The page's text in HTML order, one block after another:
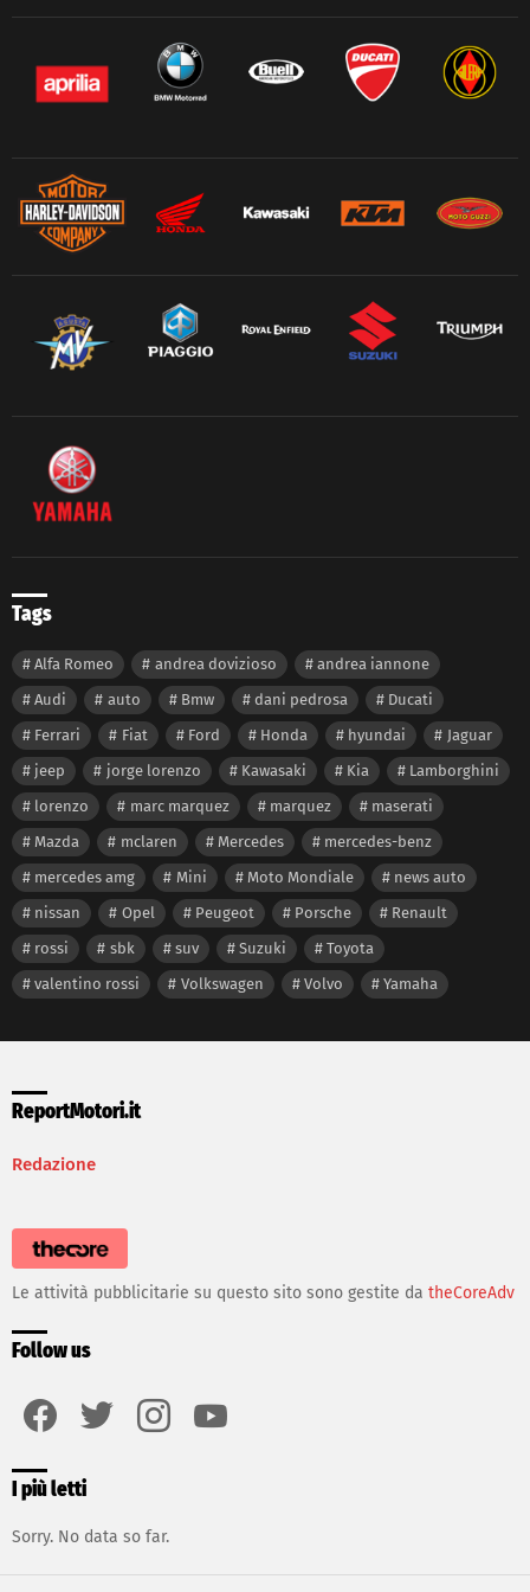
Tags
Alfa Romeo andrea dovizioso
andrea iannone
Audi
auto Bmw dani pedrosa
Ducati
Ferrari
Fiat Ford Honda hyundai
Jaguar
jeep
jorge lorenzo Kawasaki Kia
Lamborghini
lorenzo
marc marquez marquez
maserati
Mazda
mclaren Mercedes
mercedes-benz
mercedes amg
Mini Moto Mondiale
news auto
nissan
Opel Peugeot Porsche
Renault
rossi
sbk suv Suzuki
Toyota
valentino rossi
Volkswagen Volvo Yamaha
ReportMotori.it
Redazione
Le attività pubblicitarie su questo sito sono gestite da theCoreAdv
Follow us
I più letti
Sorry. No data so far.